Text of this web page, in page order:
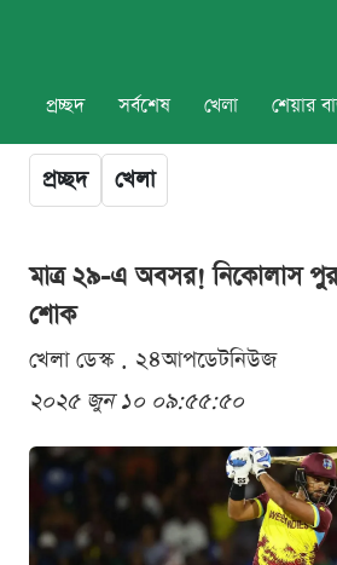
প্রচ্ছদ সর্বশেষ খেলা শেয়ার
প্রচ্ছদ খেলা
মাত্র ২৯-এ অবসর! নিকোলাস
শোক
খেলা ডেস্ক . ২৪আপডেটনিউজ
২০২৫ জুন ১০ ০৯:৫৫:৫০